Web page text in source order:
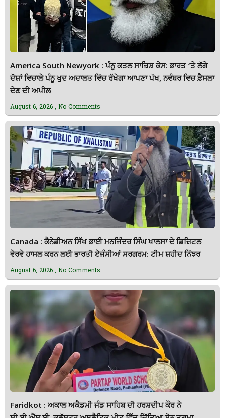
America South Newyork : ਪੰਨੂ ਕਤਲ ਸਾਜ਼ਿਸ਼ ਕੇਸ: ਭਾਰਤ ‘ਤੇ ਲੱਗੇ
ਦੋਸ਼ਾਂ ਵਿਚਾਲੇ ਪੰਨੂ ਖੁਦ ਅਦਾਲਤ ਵਿੱਚ ਰੱਖੇਗਾ ਆਪਣਾ ਪੱਖ, ਨਵੰਬਰ ਵਿਚ ਫ਼ੈਸਲਾ
ਦੇਣ ਦੀ ਅਪੀਲ
August 6, 2026 No Comments
Canada : ਕੈਨੇਡੀਅਨ ਸਿੱਖ ਭਾਈ ਮਨਜਿੰਦਰ ਸਿੰਘ ਖਾਲਸਾ ਦੇ ਡਿਜ਼ਿਟਲ
ਵੇਰਵੇ ਹਾਸਲ ਕਰਨ ਲਈ ਭਾਰਤੀ ਏਜੰਸੀਆਂ ਸਰਗਰਮ: ਟੀਮ ਸ਼ਹੀਦ ਨਿੱਝਰ
August 6, 2026 No Comments
Faridkot : ਅਕਾਲ ਅਕੈਡਮੀ ਜੰਡ ਸਾਹਿਬ ਦੀ ਹਰਸ਼ਦੀਪ ਕੌਰ ਨੇ